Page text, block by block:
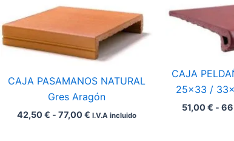
CAJA PASAMANOS NATURAL
Gres Aragón
42,50€ - 77,00€
de
precios:
desde
42,50 €
hasta
I.V.A incluido
CAJA
25×33 /
51,00€ -